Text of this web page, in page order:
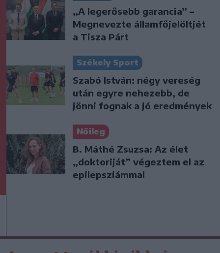
„A legerősebb garancia” –
Megnevezte államfőjelöltjét
a Tisza Párt
Székely Sport
Szabó István: négy vereség
után egyre nehezebb, de
jönni fognak a jó eredmények
Nőileg
B. Máthé Zsuzsa: Az élet
„doktoriját” végeztem el az
epilepsziámmal